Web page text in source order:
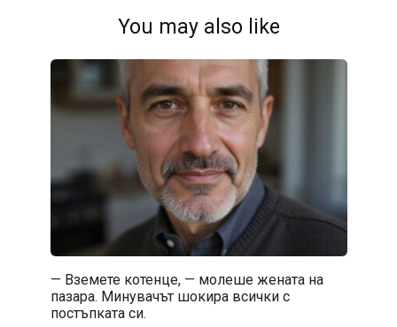
You may also like
— Вземете котенце, — молеше жената на
пазара. Минувачът шокира всички с
постъпката си.